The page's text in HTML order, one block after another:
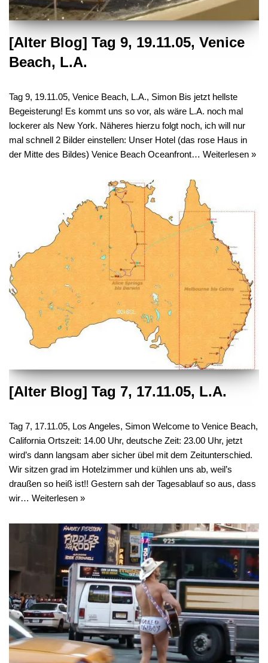
[Alter Blog] Tag 9, 19.11.05, Venice
Beach, L.A.
Tag 9, 19.11.05, Venice Beach, L.A., Simon Bis jetzt hellste
Begeisterung! Es kommt uns so vor, als wäre L.A. noch mal
lockerer als New York. Näheres hierzu folgt noch, ich will nur
mal schnell 2 Bilder einstellen: Unser Hotel (das rose Haus in
der Mitte des Bildes) Venice Beach Oceanfront… Weiterlesen »
[Alter Blog] Tag 7, 17.11.05, L.A.
Tag 7, 17.11.05, Los Angeles, Simon Welcome to Venice Beach,
California Ortszeit: 14.00 Uhr, deutsche Zeit: 23.00 Uhr, jetzt
wird’s dann langsam aber sicher übel mit dem Zeitunterschied.
Wir sitzen grad im Hotelzimmer und kühlen uns ab, weil’s
draußen so heiß ist!! Gestern sah der Tagesablauf so aus, dass
wir… Weiterlesen »